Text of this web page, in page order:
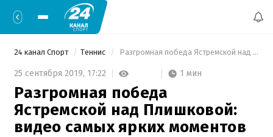
24 канал Спорт Теннис Разгромная победа Ястремской над Плишковой: видео самых ярких моментов
25 сентября 2019, 17:22 1 мин
Разгромная победа
Ястремской над Плишковой:
видео самых ярких моментов